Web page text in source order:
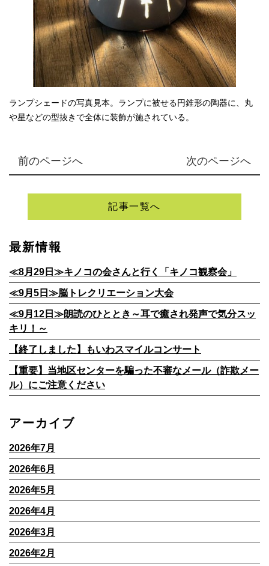
ランプシェードの写真見本。ランプに被せる円錐形の陶器に、丸
や星などの型抜きで全体に装飾が施されている。
前のページへ 次のページへ
記事一覧へ
最新情報
≪8月29日≫キノコの会さんと行く「キノコ観察会」
≪9月5日≫脳トレクリエーション大会
≪9月12日≫朗読のひととき～耳で癒され発声で気分スッ
キリ！～
【終了しました】もいわスマイルコンサート
【重要】当地区センターを騙った不審なメール（詐欺メー
ル）にご注意ください
アーカイブ
2026年7月
2026年6月
2026年5月
2026年4月
2026年3月
2026年2月